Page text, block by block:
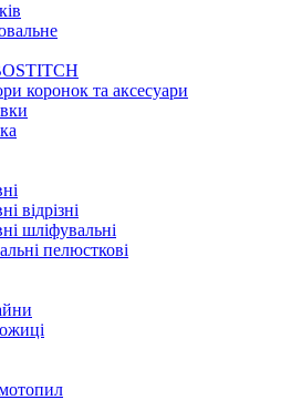
коронок та аксесуари
відрізні
шліфувальні
пелюсткові